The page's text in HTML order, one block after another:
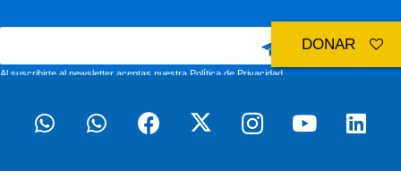
Al suscribirte al newsletter aceptas nuestraPolítica de Privacidad
DONAR